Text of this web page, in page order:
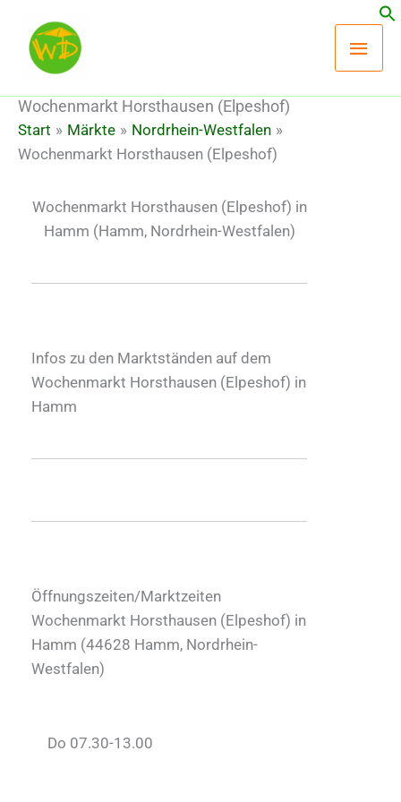
Inhalt
springen
Wochenmarkt Horsthausen (Elpeshof)
Start Märkte
Nordrhein-Westfalen
Wochenmarkt Horsthausen (Elpeshof)
Wochenmarkt Horsthausen (Elpeshof) in
Hamm (Hamm, Nordrhein-Westfalen)
Infos zu den Marktständen auf dem
Wochenmarkt Horsthausen (Elpeshof) in
Hamm
Öffnungszeiten/Marktzeiten
Wochenmarkt Horsthausen (Elpeshof) in
Hamm (44628 Hamm, Nordrhein-
Westfalen)
Do 07.30-13.00